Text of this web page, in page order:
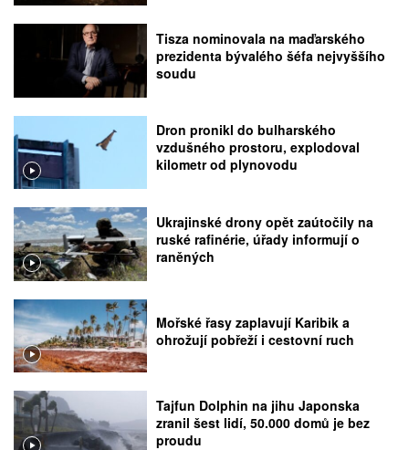
Tisza nominovala na maďarského
prezidenta bývalého šéfa nejvyššího
soudu
Dron pronikl do bulharského
vzdušného prostoru, explodoval
kilometr od plynovodu
Ukrajinské drony opět zaútočily na
ruské rafinérie, úřady informují o
raněných
Mořské řasy zaplavují Karibik a
ohrožují pobřeží i cestovní ruch
Tajfun Dolphin na jihu Japonska
zranil šest lidí, 50.000 domů je bez
proudu